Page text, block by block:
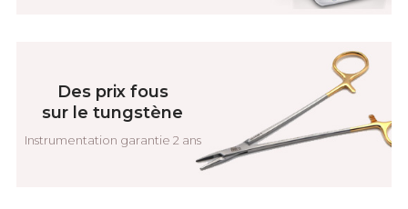
Des prix fous
sur le tungstène
Instrumentation garantie 2 ans